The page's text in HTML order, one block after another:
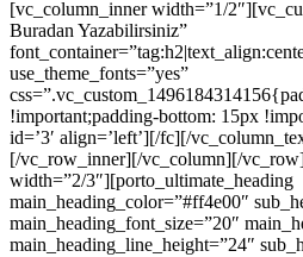
[vc_column_inner width=”1/
Buradan Yazabilirsiniz”
use_theme_fonts=”yes”
!important;padding-bottom: 15px
id=’3′ align=’left’][/fc][/
[/vc_row_inner][/vc_column][/
width=”2/3″][porto_ultimate_heading
main_heading_color=”#ff4e00″
main_heading_font_size=”20″
main_heading_line_height=”24″